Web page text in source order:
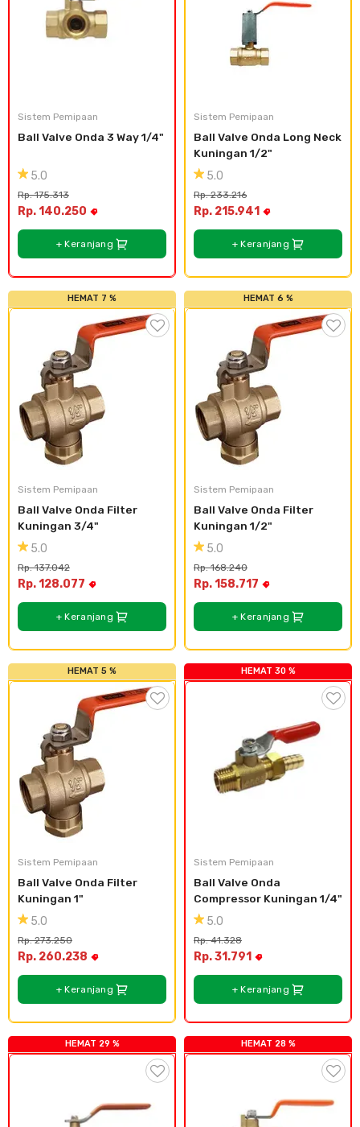
Sanitari & Aksesorisnya
Peralatan & Perkakas
Aksesoris Perabot
Scaffolding
Konstruksi
Atap & Lantai
Besi Profil & Baja
Semen & Sejenisnya
Sistem Pemipaan
Ball Valve Onda 3 Way 1/4"
5.0
Rp. 175.313
Rp. 140.250
+ Keranjang
Sistem Pemipaan
Ball Valve Onda Long Neck
Kuningan 1/2"
5.0
Rp. 233.216
Rp. 215.941
+ Keranjang
HEMAT 7 %
Sistem Pemipaan
Ball Valve Onda Filter
Kuningan 3/4"
5.0
Rp. 137.042
Rp. 128.077
+ Keranjang
HEMAT 6 %
Sistem Pemipaan
Ball Valve Onda Filter
Kuningan 1/2"
5.0
Rp. 168.240
Rp. 158.717
+ Keranjang
HEMAT 5 %
Sistem Pemipaan
Ball Valve Onda Filter
Kuningan 1"
5.0
Rp. 273.250
Rp. 260.238
+ Keranjang
HEMAT 30 %
Sistem Pemipaan
Ball Valve Onda
Compressor Kuningan 1/4"
5.0
Rp. 41.328
Rp. 31.791
+ Keranjang
HEMAT 29 % HEMAT 28 %